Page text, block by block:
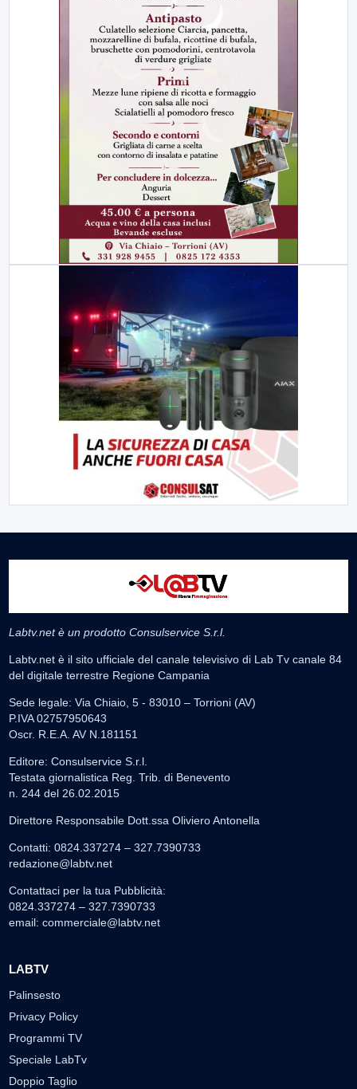
Labtv.net è un prodotto Consulservice S.r.l.
Labtv.net è il sito ufficiale del canale televisivo di Lab Tv canale 84
del digitale terrestre Regione Campania
Sede legale: Via Chiaio, 5 - 83010 – Torrioni (AV)
P.IVA 02757950643
Oscr. R.E.A. AV N.181151
Editore: Consulservice S.r.l.
Testata giornalistica Reg. Trib. di Benevento
n. 244 del 26.02.2015
Direttore Responsabile Dott.ssa Oliviero Antonella
Contatti: 0824.337274 – 327.7390733
redazione@labtv.net
Contattaci per la tua Pubblicità:
0824.337274 – 327.7390733
email: commerciale@labtv.net
LABTV
Palinsesto
Privacy Policy
Programmi TV
Speciale LabTv
Doppio Taglio